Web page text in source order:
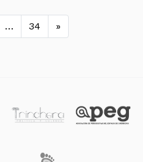
de entradas
… 34 »